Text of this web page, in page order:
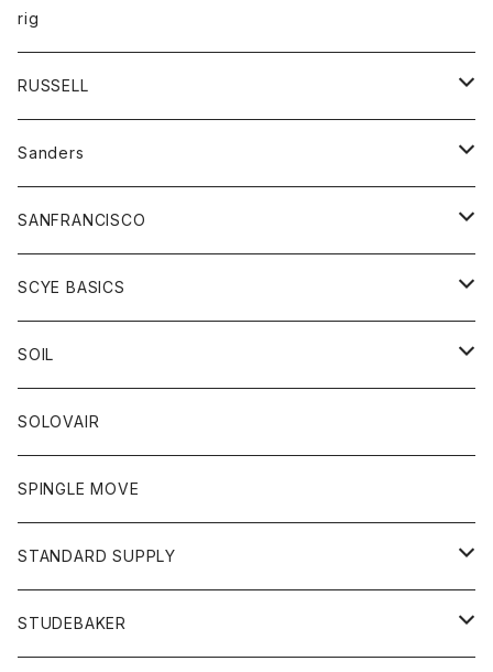
ニット
ベスト
コート
ボトム
ワンピース
キッズ
オーバーオール
ボトム
ペインターパンツ
トップス
Tシャツ
グッズ
帽子
rig
RUSSELL
アウター
コート
パーカー
スカート
Tシャツ
トップス
Tシャツ
トレーナー
ボトム
ショートパンツ
スカート
レディース
スカート
Tシャツ
アクセサリー
バック
Sanders
グッズ
靴
SANFRANCISCO
アウター
カーディガン
コート
グッズ
ネクタイ
グローブ
アクセサリー
トップス
カットソー
カーディガン
ボトム
ショートパンツ
レディース
SCYE BASICS
ボトム
ジーンズ
チノパン
トップス
ポロシャツ
ベスト
靴
SOIL
靴
ワンピース
トップス
カットソー
ボトム
SOLOVAIR
SPINGLE MOVE
STANDARD SUPPLY
財布
STUDEBAKER